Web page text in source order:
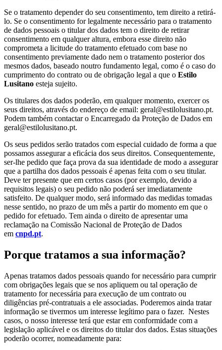
Se o tratamento depender do seu consentimento, tem direito a retirá-
lo. Se o consentimento for legalmente necessário para o tratamento
de dados pessoais o titular dos dados tem o direito de retirar
consentimento em qualquer altura, embora esse direito não
comprometa a licitude do tratamento efetuado com base no
consentimento previamente dado nem o tratamento posterior dos
mesmos dados, baseado noutro fundamento legal, como é o caso do
cumprimento do contrato ou de obrigação legal a que o Estilo
Lusitano esteja sujeito.
Os titulares dos dados poderão, em qualquer momento, exercer os
seus direitos, através do endereço de email: geral@estilolusitano.pt.
Podem também contactar o Encarregado da Proteção de Dados em
geral@estilolusitano.pt.
Os seus pedidos serão tratados com especial cuidado de forma a que
possamos assegurar a eficácia dos seus direitos. Consequentemente,
ser-lhe pedido que faça prova da sua identidade de modo a assegurar
que a partilha dos dados pessoais é apenas feita com o seu titular.
Deve ter presente que em certos casos (por exemplo, devido a
requisitos legais) o seu pedido não poderá ser imediatamente
satisfeito. De qualquer modo, será informado das medidas tomadas
nesse sentido, no prazo de um mês a partir do momento em que o
pedido for efetuado. Tem ainda o direito de apresentar uma
reclamação na Comissão Nacional de Proteção de Dados
em cnpd.pt.
Porque tratamos a sua informação?
Apenas tratamos dados pessoais quando for necessário para cumprir
com obrigações legais que se nos apliquem ou tal operação de
tratamento for necessária para execução de um contrato ou
diligências pré-contratuais a ele associadas. Poderemos ainda tratar
informação se tivermos um interesse legítimo para o fazer. Nestes
casos, o nosso interesse terá que estar em conformidade com a
legislação aplicável e os direitos do titular dos dados. Estas situações
poderão ocorrer, nomeadamente para: